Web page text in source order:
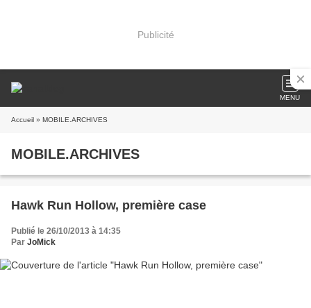
Publicité
MENU
Accueil » MOBILE.ARCHIVES
MOBILE.ARCHIVES
Hawk Run Hollow, première case
Publié le 26/10/2013 à 14:35
Par JoMick